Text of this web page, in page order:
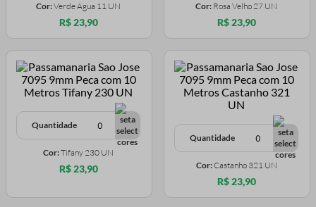
Cor:Verde Agua 11 UN
R$ 23,90
Cor: Rosa Velho 27 UN
R$ 23,90
Quantidade
Cor:Tifany 230 UN
R$ 23,90
Quantidade
Cor:Castanho 321 UN
R$ 23,90